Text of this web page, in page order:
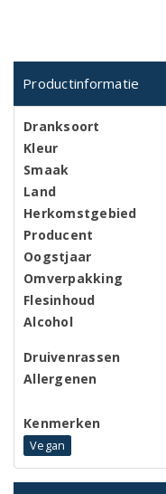
Productinformatie
Dranksoort
Kleur
Smaak
Land
Herkomstgebied
Producent
Oogstjaar
Omverpakking
Flesinhoud
Alcohol
Druivenrassen
Allergenen
Kenmerken
Vegan